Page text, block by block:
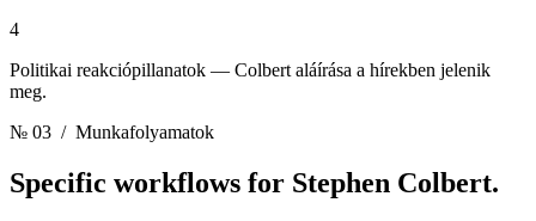
4
Politikai reakciópillanatok — Colbert aláírása a hírekben jelenik
meg.
№ 03 / Munkafolyamatok
Specific workflows for Stephen Colbert.